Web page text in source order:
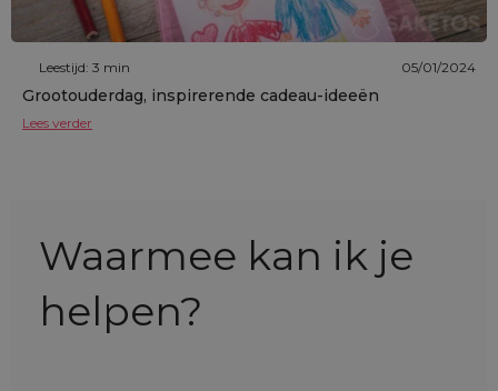
Leestijd: 3 min 05/01/2024
Grootouderdag, inspirerende cadeau-ideeën
Lees verder
Waarmee kan ik je
helpen?